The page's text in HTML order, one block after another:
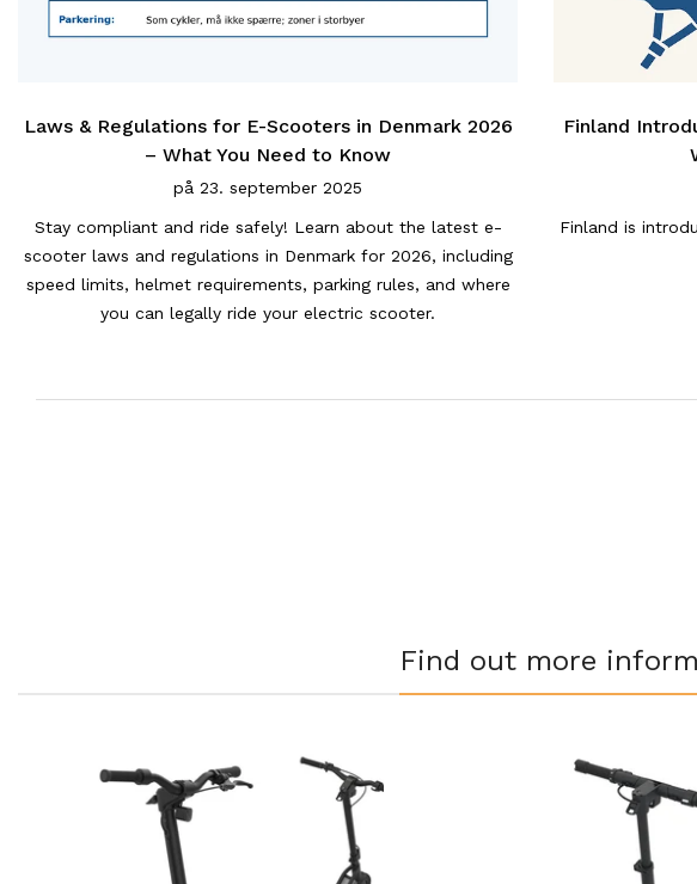
Laws & Regulations for E-Scooters in Denmark 2026
– What You Need to Know
på 23. september 2025
Stay compliant and ride safely! Learn about the latest e-
scooter laws and regulations in Denmark for 2026, including
speed limits, helmet requirements, parking rules, and where
you can legally ride your electric scooter.
Finland
Finland is
Find out more